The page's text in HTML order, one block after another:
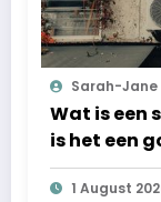
Sarah-Jane
Wat is een
is het een
1 August